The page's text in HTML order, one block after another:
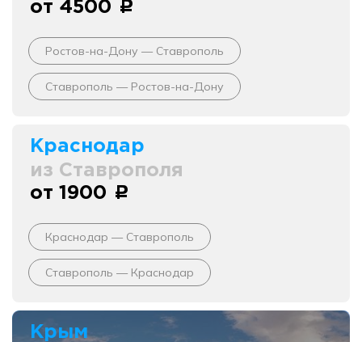
от 4500 c
Ростов-на-Дону — Ставрополь
Ставрополь — Ростов-на-Дону
Краснодар
из Ставрополя
от 1900 c
Краснодар — Ставрополь
Ставрополь — Краснодар
Крым